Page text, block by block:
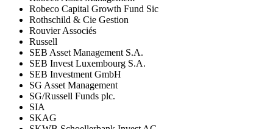
Robeco Capital Growth Fund Sic
Rothschild & Cie Gestion
Rouvier Associés
Russell
SEB Asset Management S.A.
SEB Invest Luxembourg S.A.
SEB Investment GmbH
SG Asset Management
SG/Russell Funds plc.
SIA
SKAG